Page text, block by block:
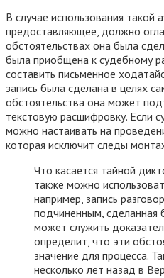
В случае использования такой
предоставляющее, должно
обстоятельствах она была
была приобщена к судебному
составить письменное
запись была сделана в целях
обстоятельства она может
текстовую расшифровку. Если
можно настаивать на
которая исключит следы
Что касается тайной
также можно
например, запись
подчиненным, сделанная
может служить
определит, что эти
значение для процесса.
несколько лет назад в